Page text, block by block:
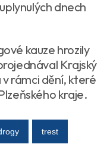
dnech
kauze hrozily
Krajský
rámci dění, které
kraje.
trest